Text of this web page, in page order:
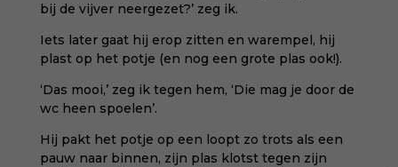
bij de vijver neergezet?’ zeg ik.
Iets later gaat hij erop zitten en warempel, hij
plast op het potje (en nog een grote plas ook!).
‘Das mooi,’ zeg ik tegen hem, ‘Die mag je door de
wc heen spoelen’.
Hij pakt het potje op een loopt zo trots als een
pauw naar binnen, zijn plas klotst tegen zijn